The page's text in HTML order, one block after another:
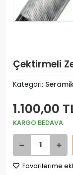
Çektirmeli
Kategori:
1.100,00
KARGO BEDAVA
Favorilerime